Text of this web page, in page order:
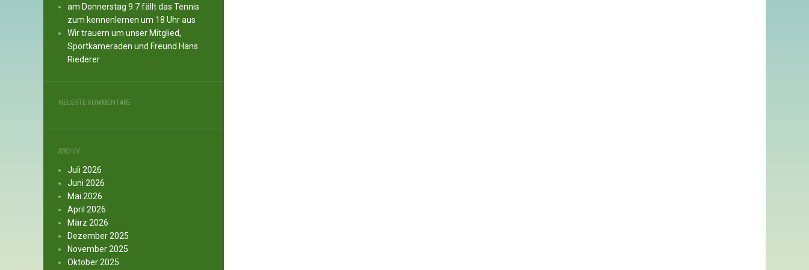
am Donnerstag 9.7 fällt das Tennis
zum kennenlernen um 18 Uhr aus
Wir trauern um unser Mitglied,
Sportkameraden und Freund Hans
Riederer
NEUESTE KOMMENTARE
ARCHIV
Juli 2026
Juni 2026
Mai 2026
April 2026
März 2026
Dezember 2025
November 2025
Oktober 2025